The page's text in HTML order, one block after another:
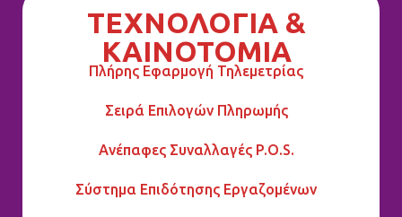
ΤΕΧΝΟΛΟΓΙΑ &
ΚΑΙΝΟΤΟΜΙΑ
Πλήρης Εφαρμογή Τηλεμετρίας
Σειρά Επιλογών Πληρωμής
Ανέπαφες Συναλλαγές P.O.S.
Σύστημα Επιδότησης Εργαζομένων